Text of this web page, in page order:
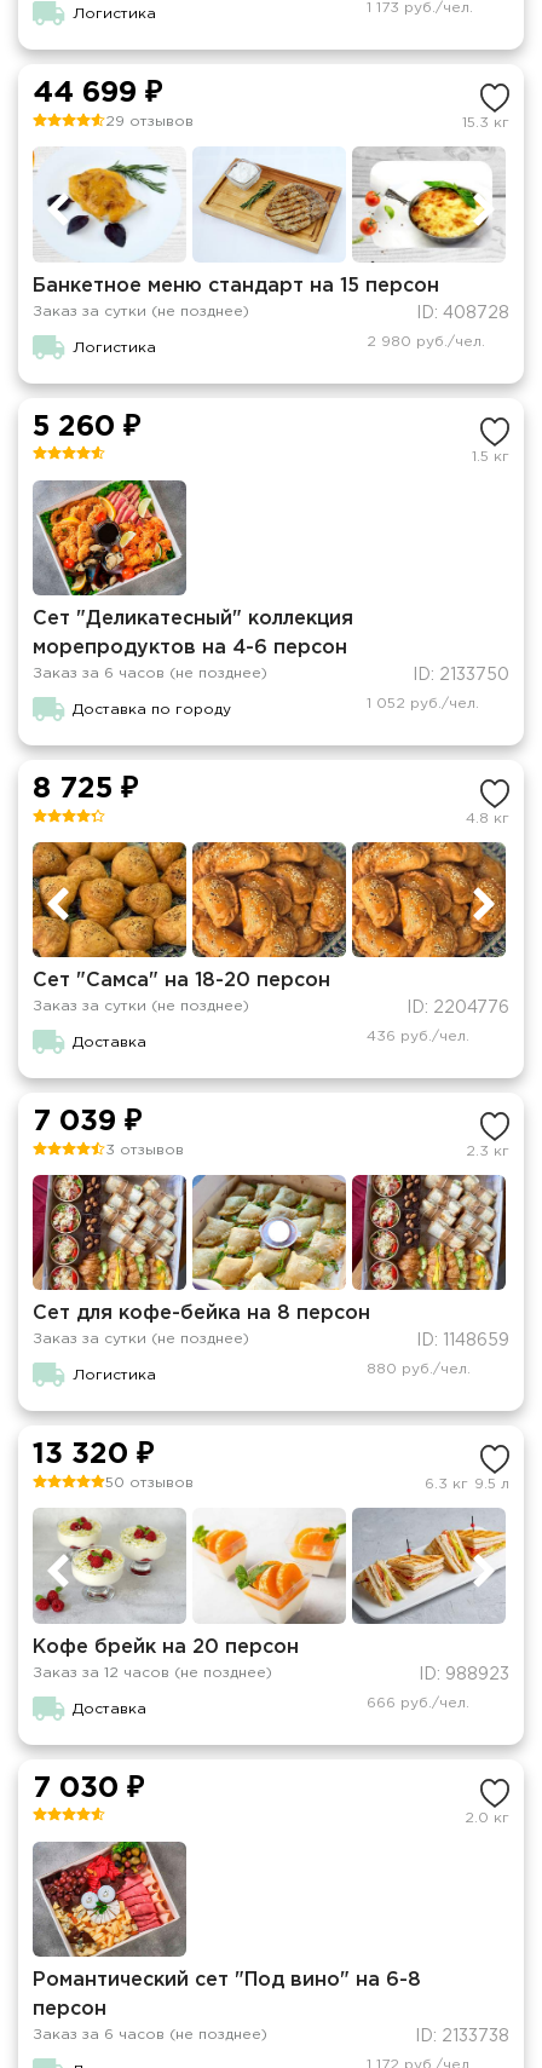
Логистика 1 173 руб./чел.
44 699 ₽
29 отзывов 15.3 кг
Банкетное меню стандарт на 15 персон
Заказ за сутки (не позднее) ID: 408728
Логистика 2 980 руб./чел.
5 260 ₽
1.5 кг
Сет "Деликатесный" коллекция
морепродуктов на 4-6 персон
Заказ за 6 часов (не позднее) ID: 2133750
Доставка по городу 1 052 руб./чел.
8 725 ₽
4.8 кг
Сет "Самса" на 18-20 персон
Заказ за сутки (не позднее) ID: 2204776
Доставка 436 руб./чел.
7 039 ₽
3 отзывов 2.3 кг
Сет для кофе-бейка на 8 персон
Заказ за сутки (не позднее) ID: 1148659
Логистика 880 руб./чел.
13 320 ₽
50 отзывов 6.3 кг 9.5 л
Кофе брейк на 20 персон
Заказ за 12 часов (не позднее) ID: 988923
Доставка 666 руб./чел.
7 030 ₽
2.0 кг
Романтический сет "Под вино" на 6-8
персон
Заказ за 6 часов (не позднее) ID: 2133738
1 172 руб./чел.